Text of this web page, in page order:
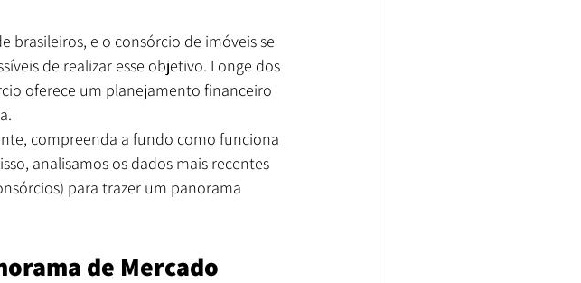
brasileiros, e o consórcio de imóveis se
de realizar esse objetivo. Longe dos
oferece um planejamento financeiro
compreenda a fundo como funciona
analisamos os dados mais recentes
para trazer um panorama
de Mercado